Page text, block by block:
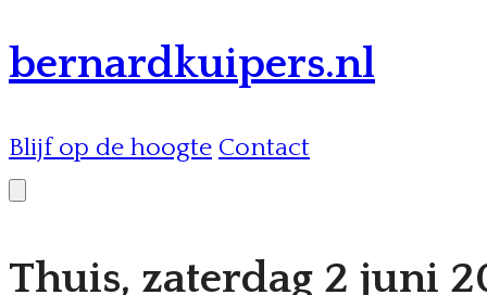
bernardkuipers.nl
Blijf op de hoogte Contact
Thuis, zaterdag 2 juni